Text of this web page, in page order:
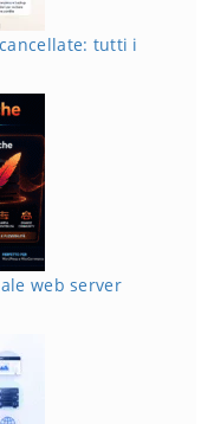
tutti i
web server